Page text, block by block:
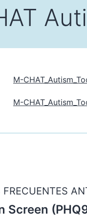
M-
M-
Screen